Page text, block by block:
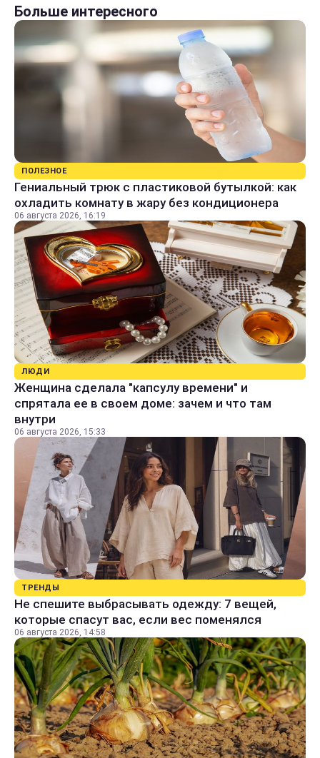
Больше интересного
ПОЛЕЗНОЕ
Гениальный трюк с пластиковой бутылкой: как
охладить комнату в жару без кондиционера
06 августа 2026, 16:19
ЛЮДИ
Женщина сделала "капсулу времени" и
спрятала ее в своем доме: зачем и что там
внутри
06 августа 2026, 15:33
ТРЕНДЫ
Не спешите выбрасывать одежду: 7 вещей,
которые спасут вас, если вес поменялся
06 августа 2026, 14:58